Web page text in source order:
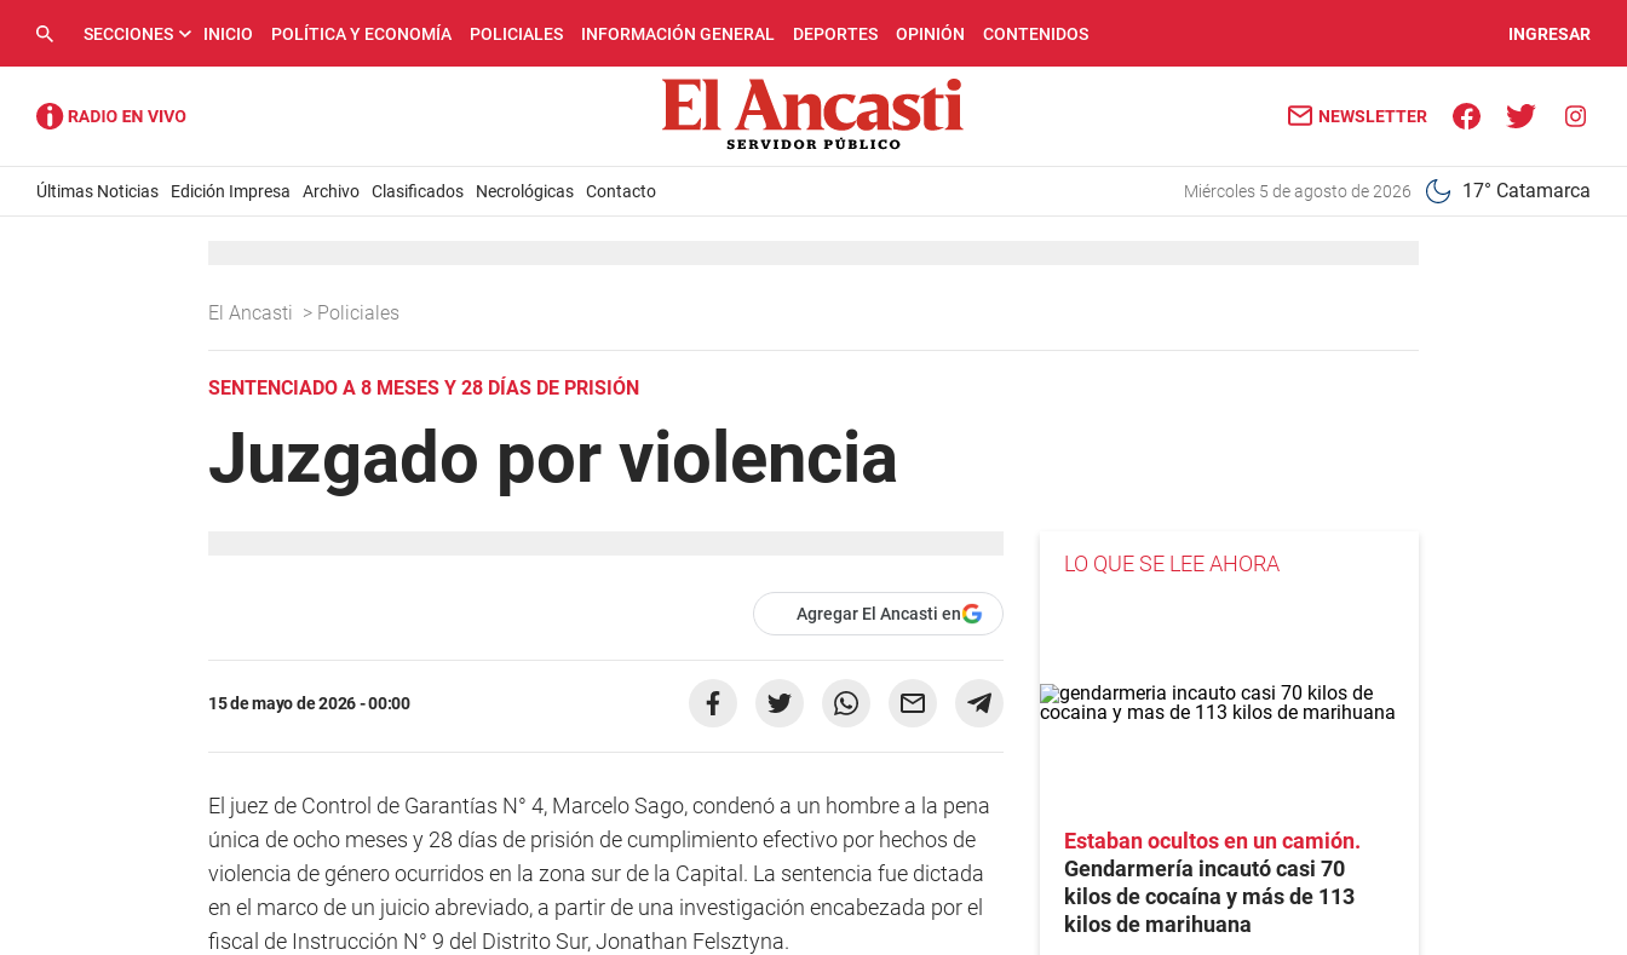
SECCIONES INICIO POLÍTICA Y ECONOMÍA POLICIALES INFORMACIÓN GENERAL DEPORTES OPINIÓN CONTENIDOS INGRESAR
NEWSLETTER
Últimas Noticias Edición Impresa Archivo Clasificados Necrológicas Contacto miércoles 5 de agosto de 2026 17° Catamarca
El Ancasti > Policiales
SENTENCIADO A 8 MESES Y 28 DÍAS DE PRISIÓN
Juzgado por violencia
Agregar El Ancasti en
15 de mayo de 2026 - 00:00
El juez de Control de Garantías N° 4, Marcelo Sago, condenó a un hombre a la pena
única de ocho meses y 28 días de prisión de cumplimiento efectivo por hechos de
violencia de género ocurridos en la zona sur de la Capital. La sentencia fue dictada
en el marco de un juicio abreviado, a partir de una investigación encabezada por el
fiscal de Instrucción N° 9 del Distrito Sur, Jonathan Felsztyna.
LO QUE SE LEE AHORA
Estaban ocultos en un camión
Gendarmería incautó casi 70
kilos de cocaína y más de 113
kilos de marihuana